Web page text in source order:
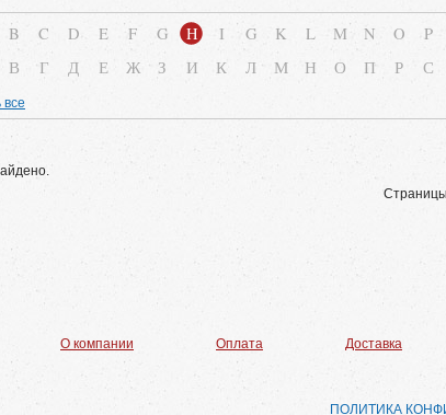
B C D E F G H I G K L M N O P
В Г Д Е Ж З И К Л М Н О П Р С
все
О компании Оплата Доставка
ПОЛИТИКА